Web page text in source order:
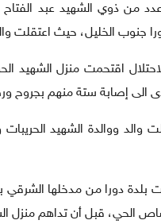
وفا- أصيب عدد من ذوي الشهيد
جنوب الخليل، حيث اعتقلت
اقتحمت منزل الشهيد
الى إصابة ستة منهم بجروح
والد ووالدة الشهيد
بلدة دورا من مدخلها الشرقي
الحي، قبل أن تداهم منزل